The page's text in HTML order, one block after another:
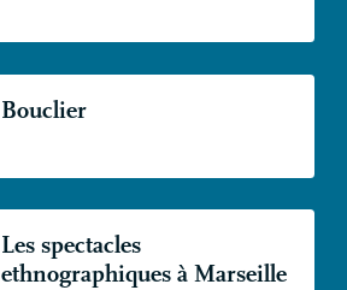
Bouclier
Les spectacles
ethnographiques à Marseille